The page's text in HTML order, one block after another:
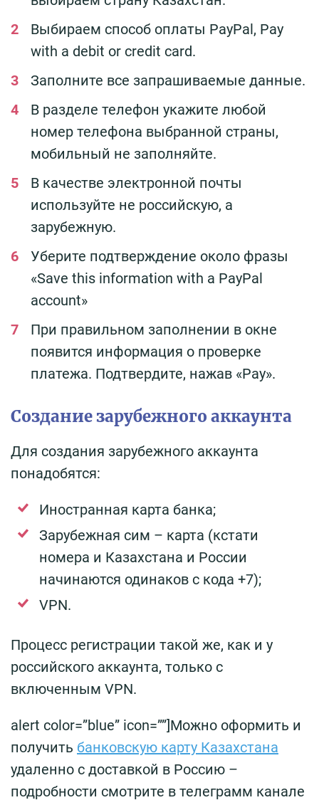
Выбираем способ оплаты PayPal, Pay
with a debit or credit card.
Заполните все запрашиваемые данные.
В разделе телефон укажите любой
номер телефона выбранной страны,
мобильный не заполняйте.
В качестве электронной почты
используйте не российскую, а
зарубежную.
Уберите подтверждение около фразы
«Save this information with a PayPal
account»
При правильном заполнении в окне
появится информация о проверке
платежа. Подтвердите, нажав «Pay».
Создание зарубежного аккаунта
Для создания зарубежного аккаунта
понадобятся:
Иностранная карта банка;
Зарубежная сим – карта (кстати
номера и Казахстана и России
начинаются одинаков с кода +7);
VPN.
Процесс регистрации такой же, как и у
российского аккаунта, только с
включенным VPN.
alert color=”blue” icon=””]Можно оформить и
получить банковскую карту Казахстана
удаленно с доставкой в Россию –
подробности смотрите в телеграмм канале